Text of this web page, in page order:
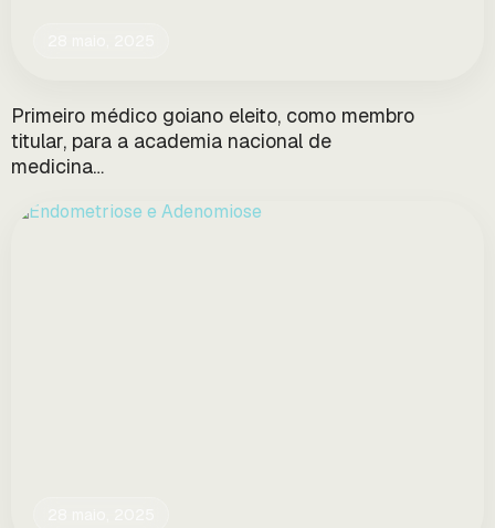
Primeiro médico goiano eleito, como membro
titular, para a academia nacional de
medicina…